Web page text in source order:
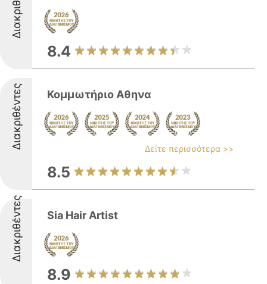
8.4
Διακριθέντες Κομμωτήριο Αθηνα
Δείτε περισσότερα >>
8.5
Διακριθέντες Sia Hair Artist
8.9